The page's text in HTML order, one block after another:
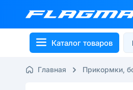
Каталог товаров
Главная Прикормки,